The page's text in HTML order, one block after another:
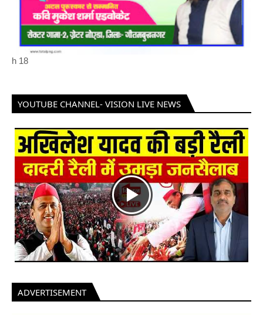
h 18
YOUTUBE CHANNEL- VISION LIVE NEWS
ADVERTISEMENT